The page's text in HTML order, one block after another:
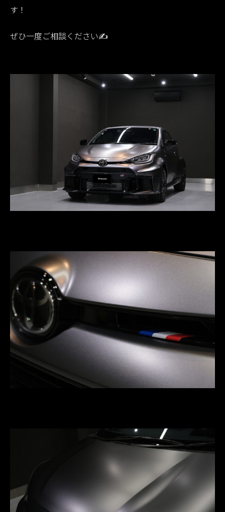
す！
ぜひ一度ご相談ください✍️